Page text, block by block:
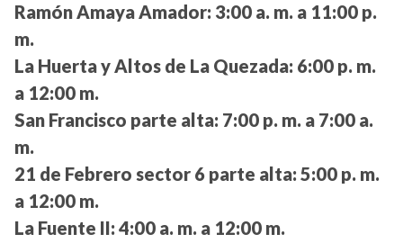
Ramón Amaya Amador: 3:00 a. m. a 11:00 p.
m.
La Huerta y Altos de La Quezada: 6:00 p. m.
a 12:00 m.
San Francisco parte alta: 7:00 p. m. a 7:00 a.
m.
21 de Febrero sector 6 parte alta: 5:00 p. m.
a 12:00 m.
La Fuente II: 4:00 a. m. a 12:00 m.